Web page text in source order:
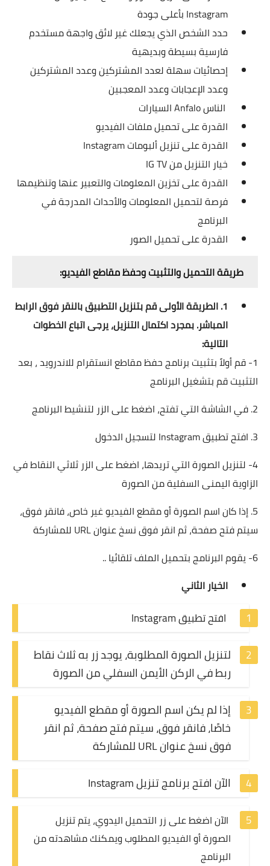
Instagram بأعلى جودة
حدد الشخص الذي يجعلك غير لائقواجهة مستخدم
فارسية بسيطة وبديهية
إحصائيات سهلة لعدد المشتركين وعدد المشتركين
وعدد الإعجابات وعدد المعجبين
الناس Anfalo السيارات
القدرة على تحميل ملفات الفيديو
القدرة على تنزيل ألبومات Instagram
خيار التنزيل من IG TV
القدرة على تخزين المعلومات والتعبير عنها وتنظيمها
فرصة لتحميل المعلومات والأحداث المدرجة في
البرنامج
القدرة على تحميل الصور
طريقة التحميل والتثبيت وحفظ مقاطع الفيديو:
1. الطريقة الأولى قم بتنزيل التطبيق بالنقر فوق الرابط
المباشر. بمجرد اكتمال التنزيل، يرجى اتباع الخطوات
التالية:
1- قم أولاً بتثبيت برنامج حفظ مقاطع انستقرام للاندرويد ، بعد
التثبيت قم بتشغيل البرنامج
2. في الشاشة التي تفتح، اضغط على الزر لتنشيط البرنامج
3. افتح تطبيق Instagram لتسجيل الدخول
4- لتنزيل الصورة التي تريدها، اضغط على الزر ثلاثي النقاط في
الزاوية اليمنى السفلية من الصورة
5. إذا كان اسم الصورة أو مقطع الفيديو غير خاص، فانقر فوق،
سيتم فتح صفحة، ثم انقر فوق نسخ عنوان URL للمشاركة
6- يقوم البرنامج بتحميل الملف تلقائيا ..
الخيار الثاني
افتح تطبيق Instagram
لتنزيل الصورة المطلوبة، يوجد زر به ثلاث نقاط
ربط في الركن الأيمن السفلي من الصورة
إذا لم يكن اسم الصورة أو مقطع الفيديو
خاصًا، فانقر فوق، سيتم فتح صفحة، ثم انقر
فوق نسخ عنوان URL للمشاركة
الآن افتح برنامج تنزيل Instagram
الآن اضغط على زر التحميل اليدوي، يتم تنزيل
الصورة أو الفيديو المطلوب ويمكنك مشاهدته من
البرنامج